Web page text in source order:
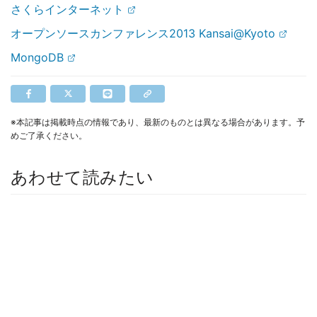
さくらインターネット
オープンソースカンファレンス2013 Kansai@Kyoto
MongoDB
※本記事は掲載時点の情報であり、最新のものとは異なる場合があります。予
めご了承ください。
あわせて読みたい